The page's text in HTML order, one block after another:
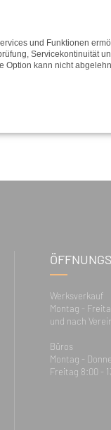
Werksverkauf
Montag -
und nach
Büros
Montag -
Freitag 8:00 -
und Funktionen
Servicekontinuität
Option kann nicht